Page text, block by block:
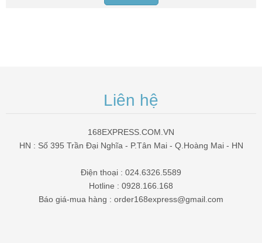
Liên hệ
168EXPRESS.COM.VN
HN : Số 395 Trần Đại Nghĩa - P.Tân Mai - Q.Hoàng Mai - HN
Điện thoại : 024.6326.5589
Hotline : 0928.166.168
Báo giá-mua hàng : order168express@gmail.com